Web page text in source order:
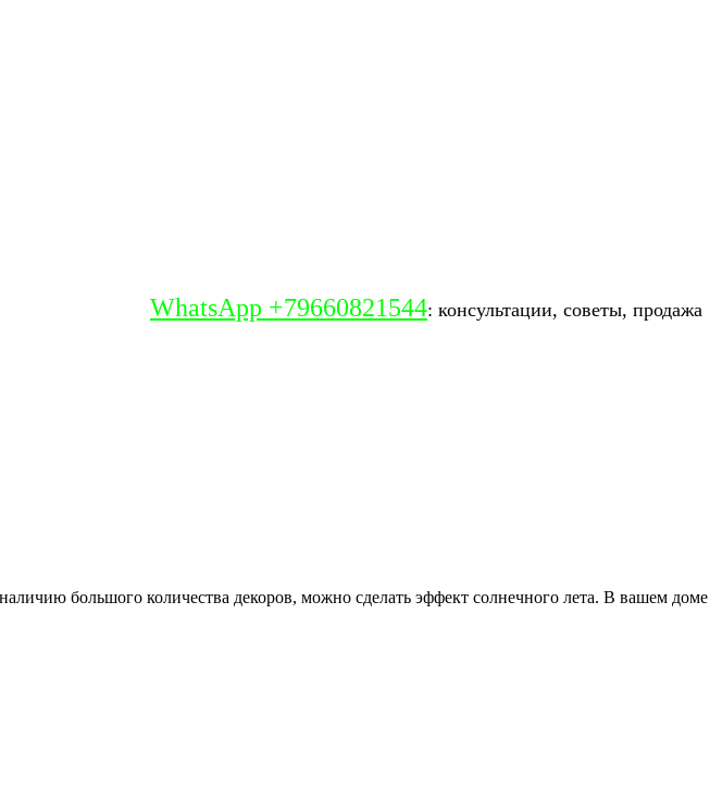
WhatsApp +79660821544: консультации, советы, продажа
большого количества декоров, можно сделать эффект солнечного лета. В вашем доме